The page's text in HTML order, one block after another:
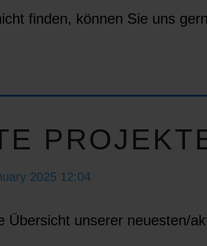
finden, können Sie uns
2025 12:04
Übersicht unserer neuesten/